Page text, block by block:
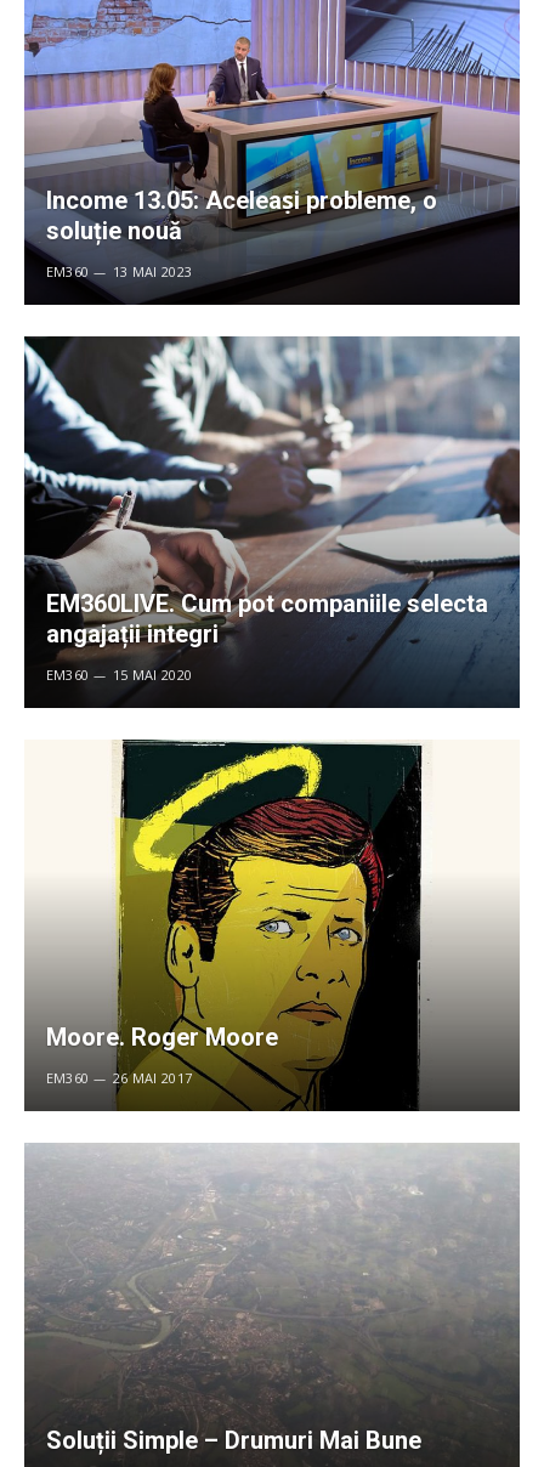
Income 13.05: Aceleaṣi probleme, o
soluție nouă
EM360 13 MAI 2023
EM360LIVE. Cum pot companiile selecta
angajații integri
EM360 15 MAI 2020
Moore. Roger Moore
EM360 26 MAI 2017
Soluții Simple – Drumuri Mai Bune